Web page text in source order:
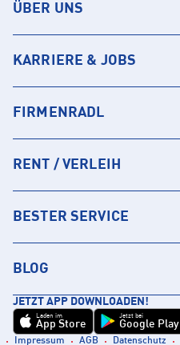
ÜBER UNS
KARRIERE & JOBS
FIRMENRADL
RENT / VERLEIH
BESTER SERVICE
BLOG
JETZT APP DOWNLOADEN!
Laden im
App Store
Jetzt bei
Google Play
Impressum AGB Datenschutz